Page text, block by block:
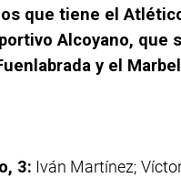
que tiene el
Alcoyano,
y el
3: Iván Martínez;